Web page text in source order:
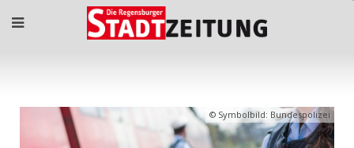
Symbolbild: Bundespolizei